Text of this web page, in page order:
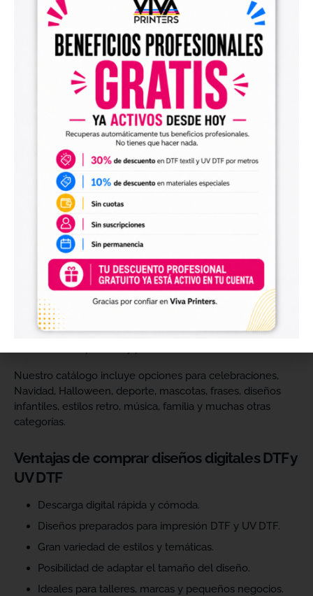
el archivo en tu programa de impresión y producirlo con tu
maquinaria DTF.
Diseños digitales para impresión UV DTF
También encontrarás diseños digitales para UV DTF
perfectos para personalizar vasos, botellas, termos, cajas,
envases, artículos promocionales y otras superficies rígidas
Estos diseños permiten incorporar nuevas opciones a tu
catálogo de personalización de objetos y preparar
producciones propias utilizando tu impresora UV DTF o tu
proveedor habitual de impresión.
Archivos digitales para negocios de
personalización
Comprar diseños digitales es una solución práctica para
profesionales que quieren ahorrar tiempo, renovar su
catálogo y ofrecer más variedad de productos a sus
clientes. Podrás escoger diseños de diferentes estilos,
Nuestro catálogo incluye opciones para celebraciones,
Navidad, Halloween, deporte, mascotas, frases, diseños
infantiles, estilos retro, música, familia y muchas otras
categorías.
Ventajas de comprar diseños digitales DTF y
UV DTF
Descarga digital rápida y cómoda.
Diseños preparados para impresión DTF y UV DTF.
Gran variedad de estilos y temáticas.
Posibilidad de adaptar el tamaño del diseño.
Ideales para talleres, marcas y pequeños negocios.